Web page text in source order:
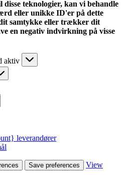
teknologier, kan vi behandle
eller unikke ID'er på dette
samtykke eller trækker dit
en negativ indvirkning på visse
aktiv
leverandører
Save preferences
View